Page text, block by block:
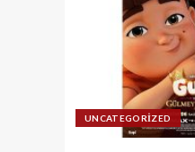
UNCATEGORIZED